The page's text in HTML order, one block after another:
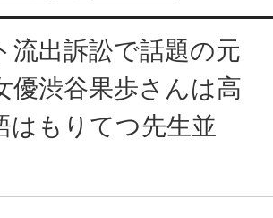
流出訴訟で話題の元
優渋谷果歩さんは高
はもりてつ先生並